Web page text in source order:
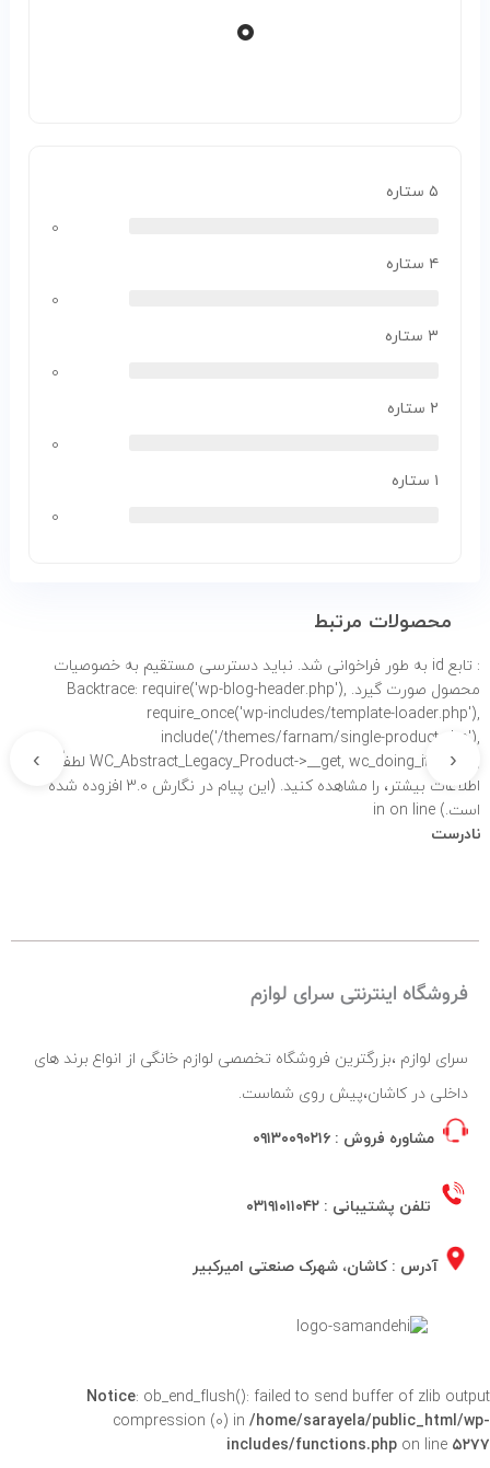
۰
۵ ستاره
۰
۴ ستاره
۰
۳ ستاره
۰
۲ ستاره
۰
۱ ستاره
۰
محصولات مرتبط
: تابع id به طور
فراخوانی شد. نباید دسترسی مستقیم به خصوصیات
محصول صورت گیرد. Backtrace: require('wp-blog-header.php'),
require_once('wp-includes/template-loader.php'),
include('/themes/farnam/single-product.php'),
WC_Abstract_Legacy_Product->__get, wc_doing_it_wrong لطفاً برای
اطلاعات بیشتر،
را مشاهده کنید. (این پیام در نگارش 3.0 افزوده شده
است.) in on line
نادرست
‹
›
فروشگاه اینترنتی سرای لوازم
سرای لوازم ،بزرگترین فروشگاه تخصصی لوازم خانگی از انواع برند های
داخلی در کاشان،پیش روی شماست.
مشاوره فروش : ۰۹۱۳۰۰۹۰۲۱۶
تلفن پشتیبانی : ۰۳۱۹۱۰۱۱۰۴۲
آدرس : کاشان، شهرک صنعتی امیرکبیر
Notice: ob_end_flush(): failed to send buffer of zlib output
compression (0) in /home/sarayela/public_html/wp-
includes/functions.php on line ۵۲۷۷